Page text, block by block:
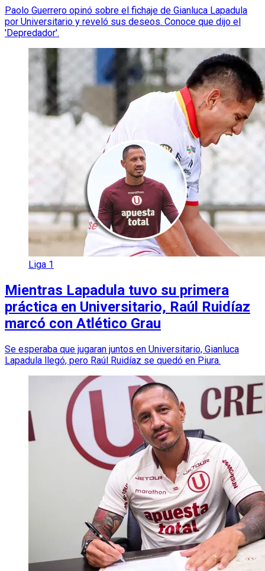
Paolo Guerrero opinó sobre el fichaje de Gianluca Lapadula
por Universitario y reveló sus deseos. Conoce que dijo el
'Depredador'.
Liga 1
Mientras Lapadula tuvo su primera
práctica en Universitario, Raúl Ruidíaz
marcó con Atlético Grau
Se esperaba que jugaran juntos en Universitario, Gianluca
Lapadula llegó, pero Raúl Ruidíaz se quedó en Piura.